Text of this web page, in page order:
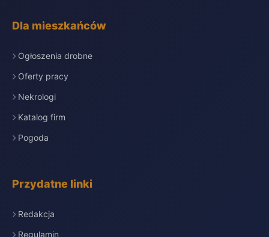
Dla mieszkańców
Ogłoszenia drobne
Oferty pracy
Nekrologi
Katalog firm
Pogoda
Przydatne linki
Redakcja
Regulamin